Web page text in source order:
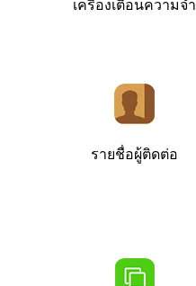
เครื่องเตือนความจำ
รายชื่อผู้ติดต่อ